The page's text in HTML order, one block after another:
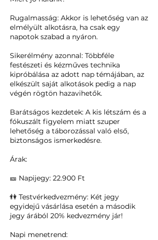
Rugalmasság: Akkor is lehetőség van az
elmélyült alkotásra, ha csak egy
napotok szabad a nyáron.
Sikerélmény azonnal: Többféle
festészeti és kézműves technika
kipróbálása az adott nap témájában, az
elkészült saját alkotások pedig a nap
végén rögtön hazavihetők.
Barátságos kezdetek: A kis létszám és a
fókuszált figyelem miatt szuper
lehetőség a táborozással való első,
biztonságos ismerkedésre.
Árak:
🎫 Napijegy: 22.900 Ft
👫 Testvérkedvezmény: Két jegy
egyidejű vásárlása esetén a második
jegy árából 20% kedvezmény jár!
Napi menetrend: